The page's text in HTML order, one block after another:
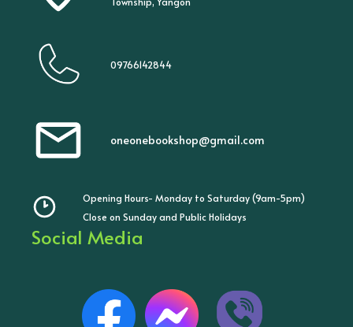
09766142844
oneonebookshop@gmail.com
Opening Hours- Monday to Saturday (9am-5pm)
Close on Sunday and Public Holidays
Social Media